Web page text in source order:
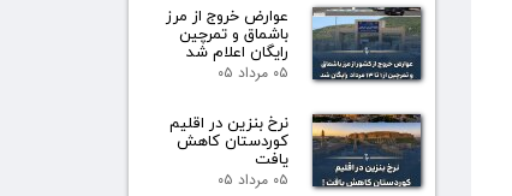
عوارض خروج از مرز
باشماق و تمرچین
رایگان اعلام شد
۰۵ مرداد ۰۵
نرخ بنزین در اقلیم
کوردستان کاهش
یافت
۰۵ مرداد ۰۵